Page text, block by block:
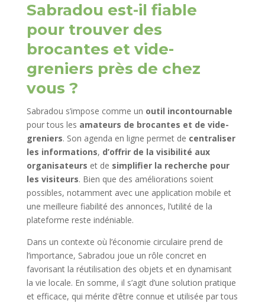
Sabradou est-il fiable
pour trouver des
brocantes et vide-
greniers près de chez
vous ?
Sabradou s’impose comme un outil incontournable
pour tous les amateurs de brocantes et de vide-
greniers. Son agenda en ligne permet de centraliser
les informations, d’offrir de la visibilité aux
organisateurs et de simplifier la recherche pour
les visiteurs. Bien que des améliorations soient
possibles, notamment avec une application mobile et
une meilleure fiabilité des annonces, l’utilité de la
plateforme reste indéniable.
Dans un contexte où l’économie circulaire prend de
l’importance, Sabradou joue un rôle concret en
favorisant la réutilisation des objets et en dynamisant
la vie locale. En somme, il s’agit d’une solution pratique
et efficace, qui mérite d’être connue et utilisée par tous